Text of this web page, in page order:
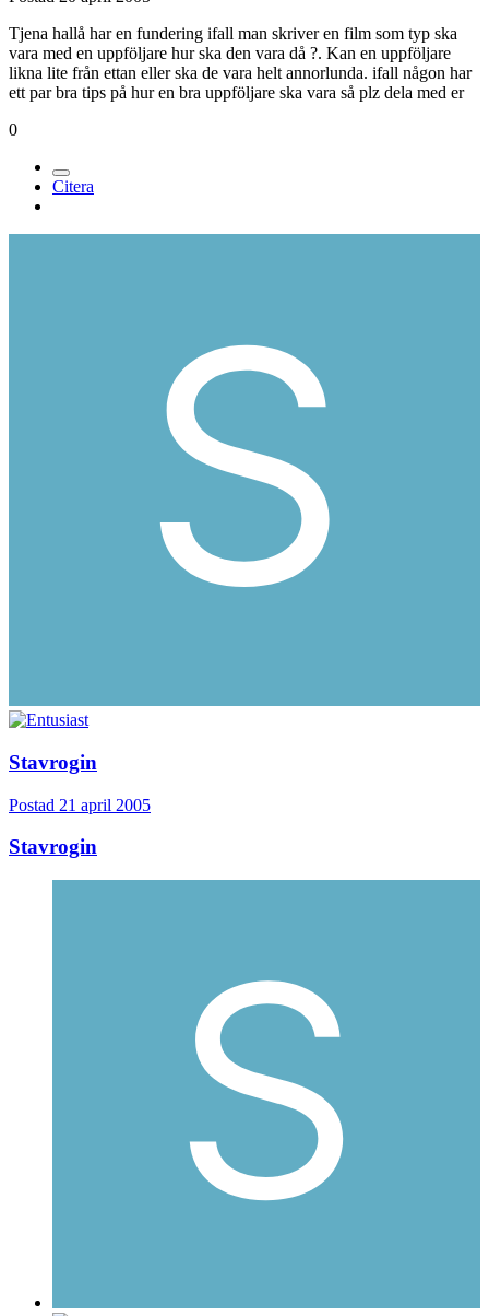
Tjena hallå har en fundering ifall man skriver en film som typ ska
vara med en uppföljare hur ska den vara då ?. Kan en uppföljare
likna lite från ettan eller ska de vara helt annorlunda. ifall någon har
ett par bra tips på hur en bra uppföljare ska vara så plz dela med er
0
Citera
Stavrogin
Postad 21 april 2005
Stavrogin